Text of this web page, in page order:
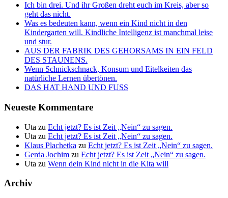
Ich bin drei. Und ihr Großen dreht euch im Kreis, aber so
geht das nicht.
Was es bedeuten kann, wenn ein Kind nicht in den
Kindergarten will. Kindliche Intelligenz ist manchmal leise
und stur.
AUS DER FABRIK DES GEHORSAMS IN EIN FELD
DES STAUNENS.
Wenn Schnickschnack, Konsum und Eitelkeiten das
natürliche Lernen übertönen.
DAS HAT HAND UND FUSS
Neueste Kommentare
Uta zu Echt jetzt? Es ist Zeit „Nein“ zu sagen.
Uta zu Echt jetzt? Es ist Zeit „Nein“ zu sagen.
Klaus Plachetka zu Echt jetzt? Es ist Zeit „Nein“ zu sagen.
Gerda Jochim zu Echt jetzt? Es ist Zeit „Nein“ zu sagen.
Uta zu Wenn dein Kind nicht in die Kita will
Archiv